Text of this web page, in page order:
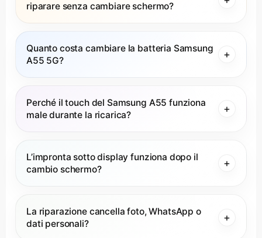
riparare senza cambiare schermo?
Quanto costa cambiare la batteria Samsung
A55 5G?
Perché il touch del Samsung A55 funziona
male durante la ricarica?
L’impronta sotto display funziona dopo il
cambio schermo?
La riparazione cancella foto, WhatsApp o
dati personali?